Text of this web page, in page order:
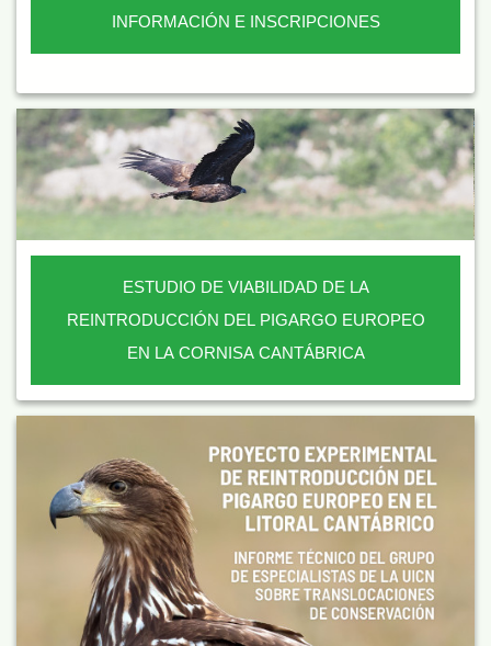
INFORMACIÓN E INSCRIPCIONES
ESTUDIO DE VIABILIDAD DE LA
REINTRODUCCIÓN DEL PIGARGO EUROPEO
EN LA CORNISA CANTÁBRICA